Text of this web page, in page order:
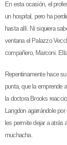
En esta ocasión, el
un hospital, pero ha
hasta allí. Ni siquiera
ventana el Palazzo
compañero, Marconi.
Repentinamente hace
punta, que la emprende
la doctora Brooks
Langdon agarrándole
les permite dejar a atrás
muchacha.